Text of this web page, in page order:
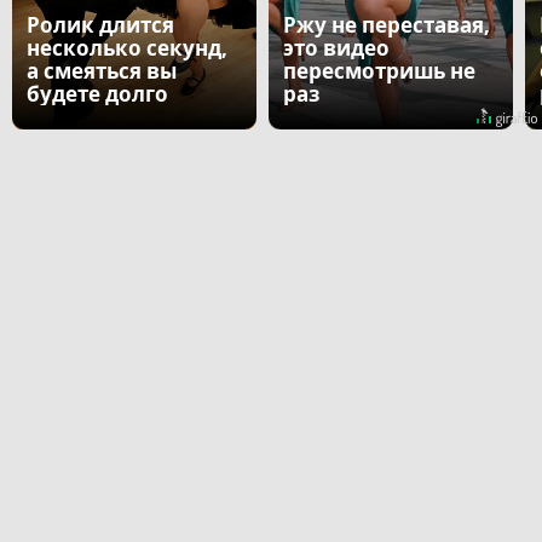
Ролик длится
несколько секунд,
а смеяться вы
будете долго
Ржу не переставая,
это видео
пересмотришь не
раз